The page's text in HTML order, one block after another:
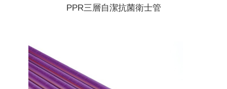
PPR三層自潔抗菌衛士管